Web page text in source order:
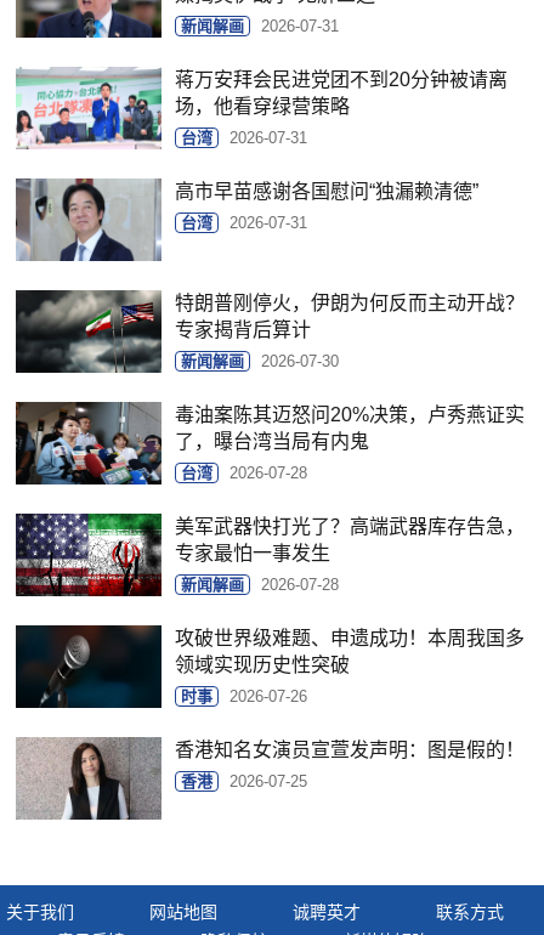
新闻解画 2026-07-31
蒋万安拜会民进党团不到20分钟被请离
场，他看穿绿营策略
台湾 2026-07-31
高市早苗感谢各国慰问“独漏赖清德”
台湾 2026-07-31
特朗普刚停火，伊朗为何反而主动开战？
专家揭背后算计
新闻解画 2026-07-30
毒油案陈其迈怒问20%决策，卢秀燕证实
了，曝台湾当局有内鬼
台湾 2026-07-28
美军武器快打光了？高端武器库存告急，
专家最怕一事发生
新闻解画 2026-07-28
攻破世界级难题、申遗成功！本周我国多
领域实现历史性突破
时事 2026-07-26
香港知名女演员宣萱发声明：图是假的！
香港 2026-07-25
关于我们 网站地图 诚聘英才
联系方式